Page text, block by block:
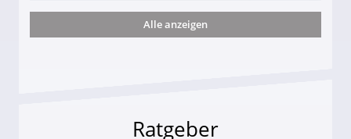
und wie viel?
Alle anzeigen
Ratgeber